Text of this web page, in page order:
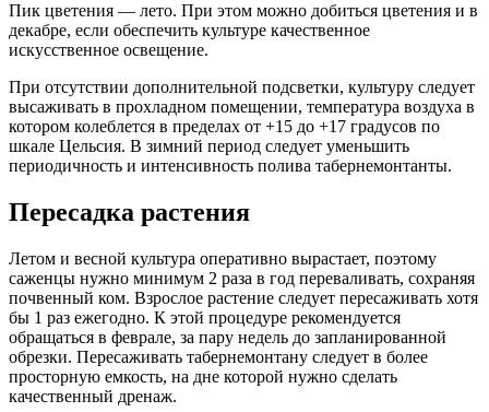
Пик цветения — лето. При этом можно добиться цветения и в
декабре, если обеспечить культуре качественное
искусственное освещение.
При отсутствии дополнительной подсветки, культуру следует
высаживать в прохладном помещении, температура воздуха в
котором колеблется в пределах от +15 до +17 градусов по
шкале Цельсия. В зимний период следует уменьшить
периодичность и интенсивность полива табернемонтанты.
Пересадка растения
Летом и весной культура оперативно вырастает, поэтому
саженцы нужно минимум 2 раза в год переваливать, сохраняя
почвенный ком. Взрослое растение следует пересаживать хотя
бы 1 раз ежегодно. К этой процедуре рекомендуется
обращаться в феврале, за пару недель до запланированной
обрезки. Пересаживать табернемонтану следует в более
просторную емкость, на дне которой нужно сделать
качественный дренаж.